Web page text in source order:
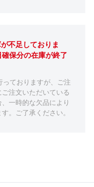
不足しておりま
保分の在庫が終了
ておりますが、ご注
注文いただいている
一時的な欠品により
。ご了承ください。